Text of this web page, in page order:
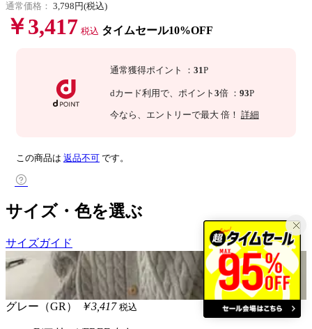
通常価格： 3,798円(税込)
￥3,417 税込 タイムセール10%OFF
通常獲得ポイント ： 31P
dカード利用で、 ポイント 3倍 ： 93P
今なら 、エントリーで最大 倍！ 詳細
この商品は 返品不可 です。
サイズ・色を選ぶ
サイズガイド
グレー（GR） ￥3,417 税込